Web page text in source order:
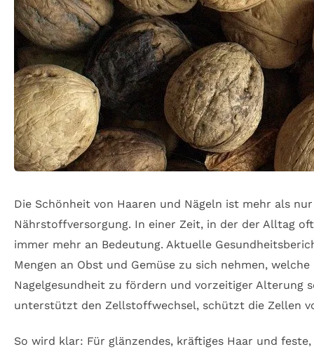
Die Schönheit von Haaren und Nägeln ist mehr als
Nährstoffversorgung. In einer Zeit, in der der Alltag
immer mehr an Bedeutung. Aktuelle
Mengen an Obst und Gemüse zu sich nehmen,
Nagelgesundheit zu fördern und vorzeitiger Alterung
unterstützt den Zellstoffwechsel, schützt die Zellen
So wird klar: Für glänzendes, kräftiges Haar und